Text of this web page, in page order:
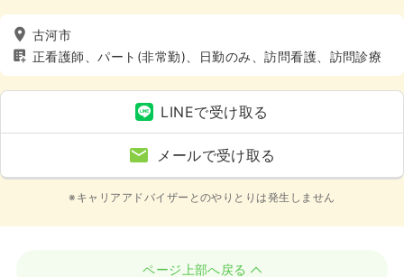
古河市
正看護師、パート(非常勤)、日勤のみ、訪問看護、訪問診療
LINEで受け取る
メールで受け取る
※キャリアアドバイザーとのやりとりは発生しません
ページ上部へ戻る